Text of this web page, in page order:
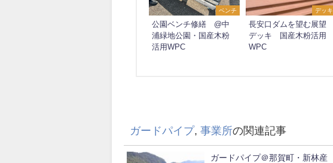
ベンチ
公園ベンチ修繕 @中
浦緑地公園・国産木粉
活用WPC
デッキ
長安口ダムを望む展望
デッキ 国産木粉活用
WPC
ガードパイプ,事業所の関連記事
ガードパイプ＠那賀町・新林産